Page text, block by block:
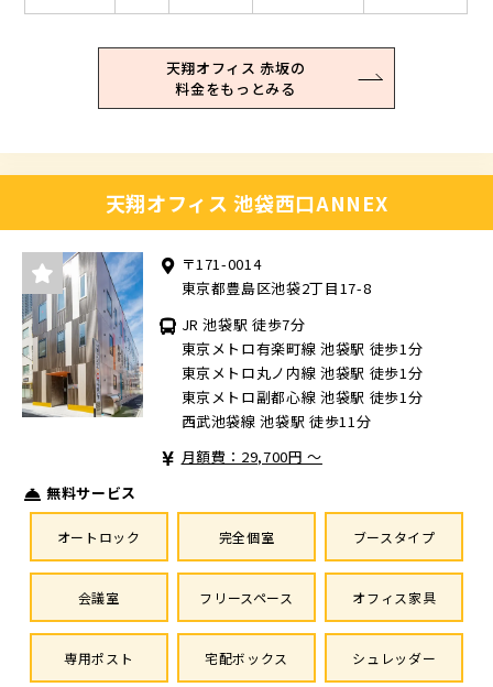
天翔オフィス 赤坂の
料金をもっとみる
天翔オフィス 池袋西口ANNEX
〒171-0014
東京都豊島区池袋2丁目17-8
JR 池袋駅 徒歩7分
東京メトロ有楽町線 池袋駅 徒歩1分
東京メトロ丸ノ内線 池袋駅 徒歩1分
東京メトロ副都心線 池袋駅 徒歩1分
西武池袋線 池袋駅 徒歩11分
月額費：29,700円 ～
無料サービス
オートロック 完全個室 ブースタイプ
会議室 フリースペース オフィス家具
専用ポスト 宅配ボックス シュレッダー